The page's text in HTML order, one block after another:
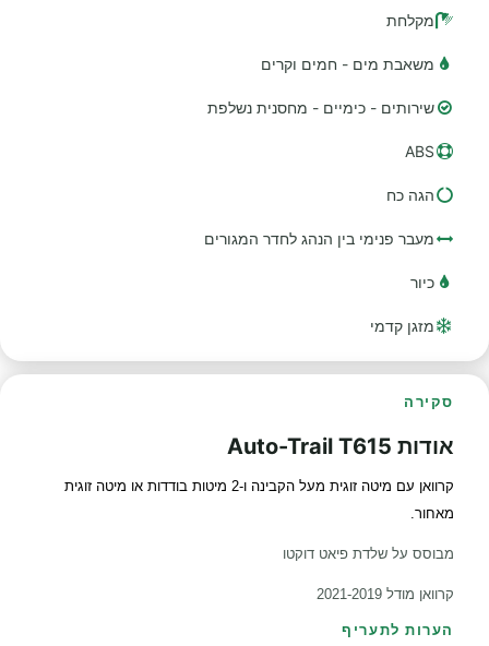
מקלחת
משאבת מים - חמים וקרים
שירותים - כימיים - מחסנית נשלפת
ABS
הגה כח
מעבר פנימי בין הנהג לחדר המגורים
כיור
מזגן קדמי
סקירה
אודות Auto-Trail T615
קרוואן עם מיטה זוגית מעל הקבינה ו-2 מיטות בודדות או מיטה זוגית
מאחור.
מבוסס על שלדת פיאט דוקטו
קרוואן מודל 2021-2019
הערות לתעריף